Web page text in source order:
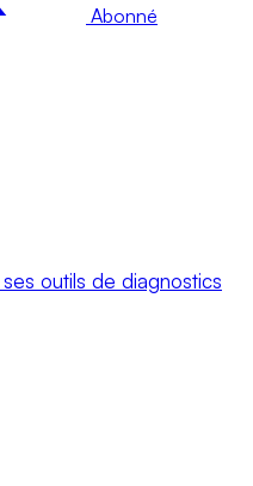
Abonné
outils de diagnostics